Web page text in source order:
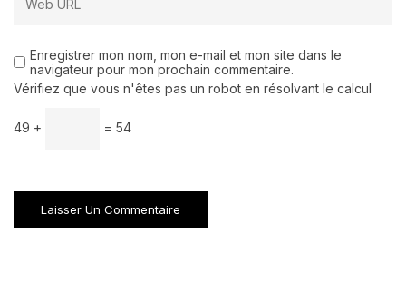
Enregistrer mon nom, mon e-mail et mon site dans le
navigateur pour mon prochain commentaire.
Vérifiez que vous n'êtes pas un robot en résolvant le calcul
49 + = 54